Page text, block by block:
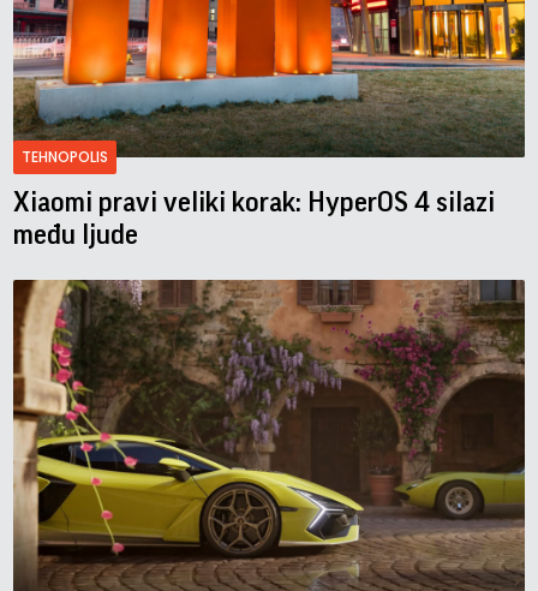
TEHNOPOLIS
Xiaomi pravi veliki korak: HyperOS 4 silazi
među ljude